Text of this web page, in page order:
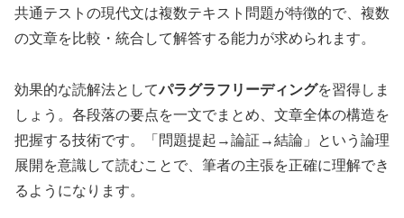
共通テストの現代文は複数テキスト問題が特徴的で、複数
の文章を比較・統合して解答する能力が求められます。
効果的な読解法としてパラグラフリーディングを習得しま
しょう。各段落の要点を一文でまとめ、文章全体の構造を
把握する技術です。「問題提起→論証→結論」という論理
展開を意識して読むことで、筆者の主張を正確に理解でき
るようになります。